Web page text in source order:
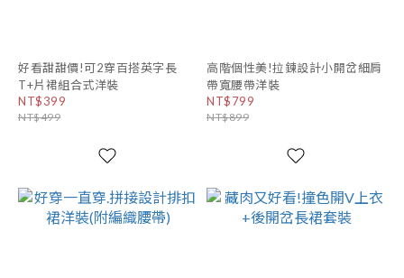
好看甜甜價!可2穿百搭英字長
T+片裙組合式洋裝
NT$399
NT$499
高階個性美!拉鍊設計小開岔細肩
帶寬腰帶洋裝
NT$799
NT$899